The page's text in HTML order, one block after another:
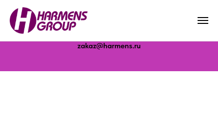
Молоково · Дубна · Белореченск · Бердск
zakaz@harmens.ru